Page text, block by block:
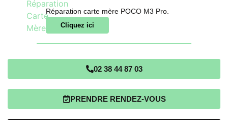
Réparation carte mère POCO M3 Pro.
Cliquez ici
02 38 44 87 03
PRENDRE RENDEZ-VOUS